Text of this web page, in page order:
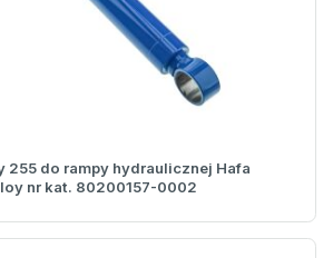
255 do rampy hydraulicznej Hafa
nr kat. 80200157-0002